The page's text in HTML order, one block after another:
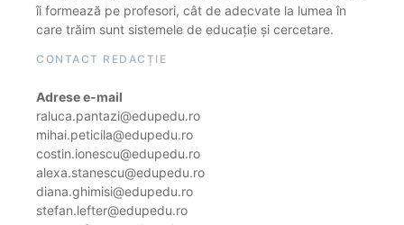
îi formează pe profesori, cât de adecvate la lumea în
care trăim sunt sistemele de educație și cercetare.
CONTACT REDACȚIE
Adrese e-mail
raluca.pantazi@edupedu.ro
mihai.peticila@edupedu.ro
costin.ionescu@edupedu.ro
alexa.stanescu@edupedu.ro
diana.ghimisi@edupedu.ro
stefan.lefter@edupedu.ro